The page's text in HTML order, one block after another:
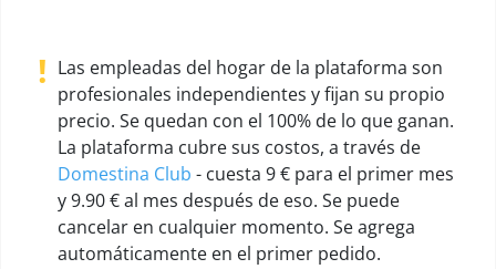
! Las empleadas del hogar de la plataforma son
profesionales independientes y fijan su propio
precio. Se quedan con el 100% de lo que ganan.
La plataforma cubre sus costos, a través de
Domestina Club - cuesta 9 € para el primer mes
y 9.90 € al mes después de eso. Se puede
cancelar en cualquier momento. Se agrega
automáticamente en el primer pedido.